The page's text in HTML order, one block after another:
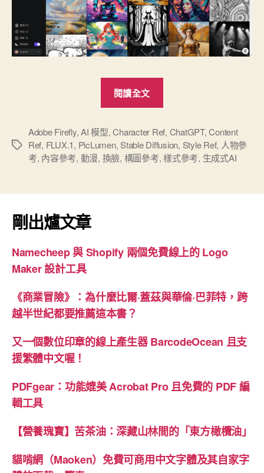
閱讀全文
成
AI
圖
的
免
費
站
–
AI”
標
Adobe Firefly,AI 模型,Character Ref, ChatGPT,Content
Ref, FLUX.1, PicLumen,Stable Diffusion, Style Ref, 人物參
考, 內容參考, 動漫, 換臉, 構圖參考,樣式參考, 生成式AI
剛出爐文章
Namecheep 與 Shopify 兩個免費線上的 Logo
Maker 設計工具
《商業冒險》：為什麼比爾·蓋茲與華倫·巴菲特，跨
越半世紀都要推薦這本書？
又一個數位印章的線上產生器 BarcodeOcean 且支
援繁體中文喔！
PDFgear：功能媲美 Acrobat Pro 且免費的 PDF 編
輯工具
【營養瑰寶】苦茶油：深藏山林間的「東方橄欖油」
貓啃網（Maoken）免費可商用中文字體及其自家字